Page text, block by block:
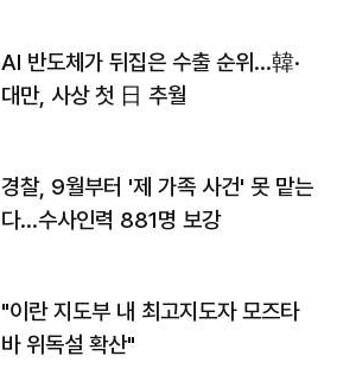
AI 반도체가 뒤집은 수출 순위…韓·
대만, 사상 첫 日 추월
경찰, 9월부터 '제 가족 사건' 못 맡는
다…수사인력 881명 보강
"이란 지도부 내 최고지도자 모즈타
바 위독설 확산"